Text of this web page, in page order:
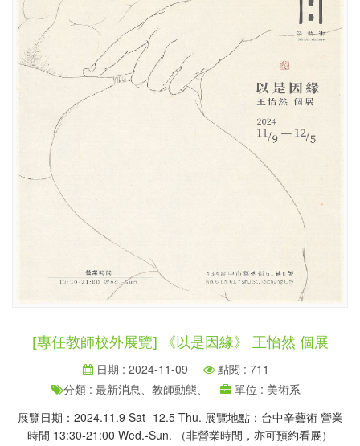
[專任教師校外展覽] 《以是因緣》 王怡然 個展
日期 : 2024-11-09
點閱 : 711
分類 : 最新消息、教師動態、
單位 : 美術系
展覽日期：2024.11.9 Sat- 12.5 Thu. 展覽地點：台中辛藝術 營業
時間 13:30-21:00 Wed.-Sun. （非營業時間，亦可預約看展）